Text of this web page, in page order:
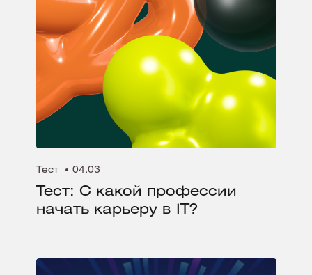
Тест 04.03
Тест: С какой профессии
начать карьеру в IT?